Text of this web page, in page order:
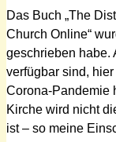
Das Buch „The
Church Online“
geschrieben habe.
verfügbar sind,
Corona-Pandemie
Kirche wird nicht
ist – so meine